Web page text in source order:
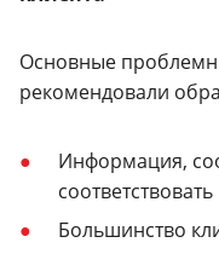
Основные
рекомендовали
Информация,
Большинство